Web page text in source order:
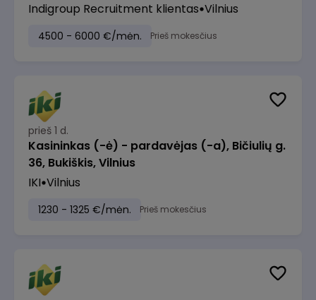
Indigroup Recruitment klientas Vilnius
4500 - 6000 €/mėn. Prieš mokesčius
prieš 1 d.
Kasininkas (-ė) - pardavėjas (-a), Bičiulių g.
36, Bukiškis, Vilnius
IKI Vilnius
1230 - 1325 €/mėn. Prieš mokesčius